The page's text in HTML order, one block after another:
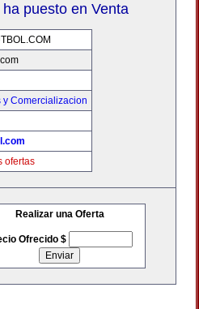
puesto en Venta
y Comercializacion
ofertas
Realizar una Oferta
Ofrecido $